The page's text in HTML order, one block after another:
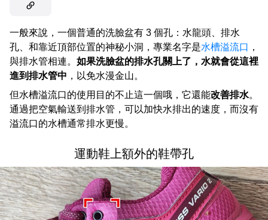
一般來說，一個普通的洗臉盆有 3 個孔：水龍頭、排水
孔、和靠近頂部位置的神秘小洞，專業名字是水槽溢流口 ，
與排水管相連。 如果洗臉盆的排水孔關上了，水就會從這裡
進到排水管中 ，以免水漫金山。
但水槽溢流口的使用目的不止這一個哦，它還能改善排水。
通過把空氣輸送到排水管，可以加快水排出的速度，而沒有
溢流口的水槽通常排水更慢。
運動鞋上額外的鞋帶孔